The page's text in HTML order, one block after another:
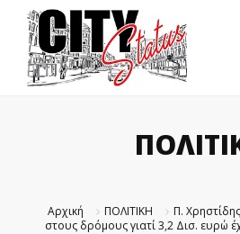
Αρχική ΠΟΛΙΤΙΚΗ
Π.
στους δρόμους γιατί 3,2 Δισ. ευρώ